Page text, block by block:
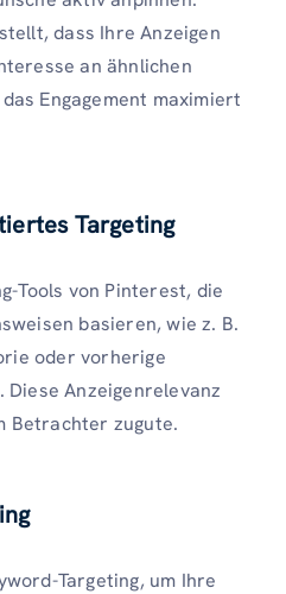
dass Ihre Anzeigen
an ähnlichen
Engagement maximiert
Targeting
Tools von Pinterest, die
basieren, wie z. B.
oder vorherige
Anzeigenrelevanz
Betrachter zugute.
Targeting, um Ihre